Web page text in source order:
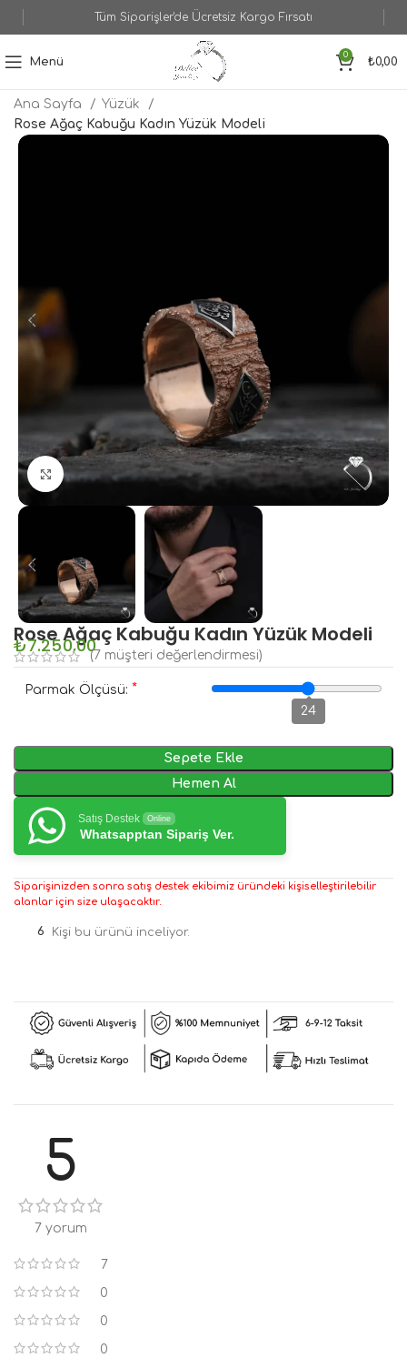
Tüm Siparişler'de Ücretsiz Kargo Fırsatı
Menü
0
₺0,00
Ana Sayfa
Yüzük
Rose Ağaç Kabuğu Kadın Yüzük Modeli
Büyütmek için tıklayın
Rose Ağaç Kabuğu Kadın Yüzük Modeli
₺7.250,00
(7 müşteri değerlendirmesi)
Parmak Ölçüsü: *
24
Sepete Ekle
Hemen Al
Satış Destek Online
Whatsapptan Sipariş Ver.
Siparişinizden sonra satış destek ekibimiz üründeki kişiselleştirilebilir
alanlar için size ulaşacaktır.
6 Kişi bu ürünü inceliyor.
5
7 yorum
7
0
0
0